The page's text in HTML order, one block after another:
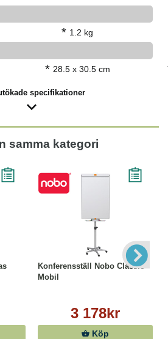
* 1.2 kg
* 28.5 x 30.5 cm
specifikationer
samma kategori
Konferensställ Nobo Classic
Mobil
3 178kr
Köp